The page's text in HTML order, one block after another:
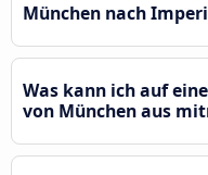
München nach
Was kann ich auf
von München aus